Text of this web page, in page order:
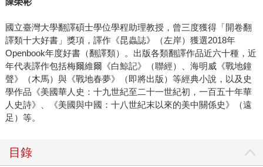
國立臺灣大學翻譯碩士學位學程助理教授，曾三度獲得「開卷翻
譯類十大好書」獎項，譯作《昆蟲誌》（左岸）獲選2018年
Openbook年度好書（翻譯類）。出版各類翻譯作品近六十種，近
年代表譯作包括梅爾維爾《白鯨記》（聯經）、海明威《戰地鐘
聲》（木馬）與《戰地春夢》（即將出版）等經典小說，以及史
學作品《美國華人史：十九世紀至二十一世紀初，一百五十年華
人史詩》、《美國與中國：十八世紀末以來的美中關係史》（遠
足）等。
目錄